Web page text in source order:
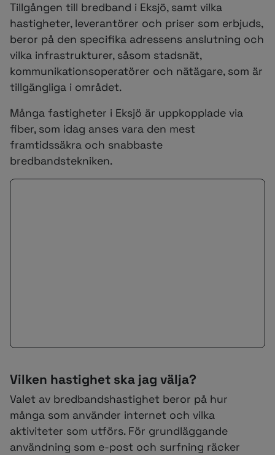
Tillgången till bredband i Eksjö, samt vilka
hastigheter, leverantörer och priser som erbjuds,
beror på den specifika adressens anslutning och
vilka infrastrukturer, såsom stadsnät,
kommunikationsoperatörer och nätägare, som är
tillgängliga i området.
Många fastigheter i Eksjö är uppkopplade via
fiber, som idag anses vara den mest
framtidssäkra och snabbaste
bredbandstekniken.
Vilken hastighet ska jag välja?
Valet av bredbandshastighet beror på hur
många som använder internet och vilka
aktiviteter som utförs. För grundläggande
användning som e-post och surfning räcker